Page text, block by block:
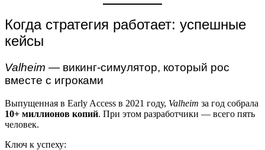
Когда стратегия работает: успешные
кейсы
Valheim — викинг-симулятор, который рос
вместе с игроками
Выпущенная в Early Access в 2021 году, Valheim за год собрала
10+ миллионов копий. При этом разработчики — всего пять
человек.
Ключ к успеху: